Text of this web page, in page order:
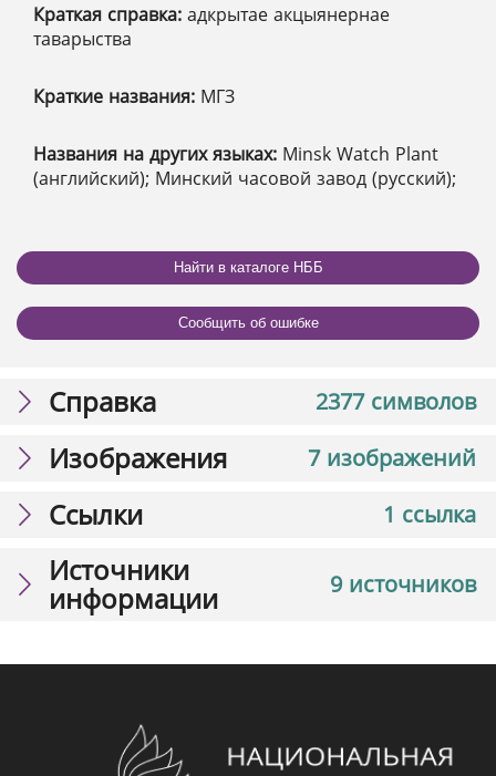
Краткая справка: адкрытае акцыянернае
таварыства
Краткие названия: МГЗ
Названия на других языках: Minsk Watch Plant
(английский); Минский часовой завод (русский);
Найти в каталоге НББ
Сообщить об ошибке
2377 символов
Справка
7 изображений
Изображения
1 ссылка
Ссылки
9 источников
Источники
информации